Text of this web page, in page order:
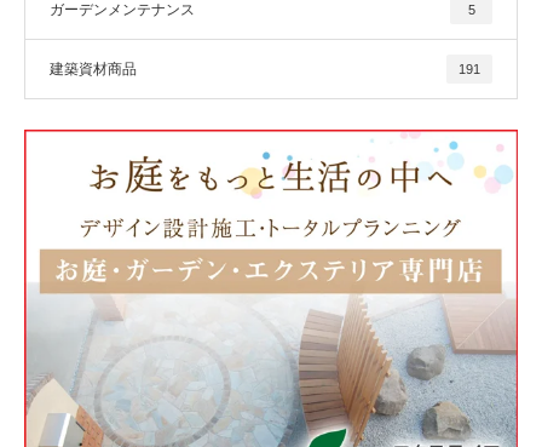
ガーデンメンテナンス 5
建築資材商品 191